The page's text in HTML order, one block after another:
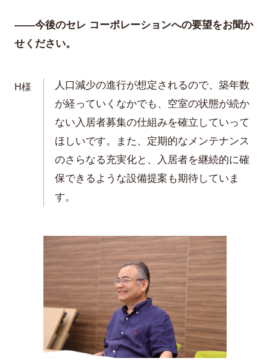
——今後のセレ コーポレーションへの要望をお聞か
せください。
H様
人口減少の進行が想定されるので、築年数
が経っていくなかでも、空室の状態が続か
ない入居者募集の仕組みを確立していって
ほしいです。また、定期的なメンテナンス
のさらなる充実化と、入居者を継続的に確
保できるような設備提案も期待していま
す。